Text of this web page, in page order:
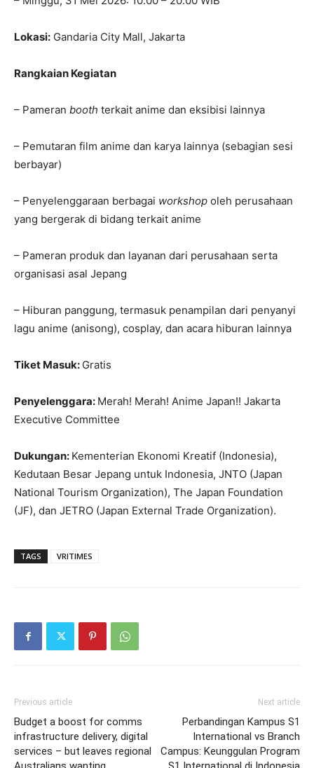
Lokasi: Gandaria City Mall, Jakarta
Rangkaian Kegiatan
– Pameran booth terkait anime dan eksibisi lainnya
– Pemutaran film anime dan karya lainnya (sebagian sesi
berbayar)
– Penyelenggaraan berbagai workshop oleh perusahaan
yang bergerak di bidang terkait anime
– Pameran produk dan layanan dari perusahaan serta
organisasi asal Jepang
– Hiburan panggung, termasuk penampilan dari penyanyi
lagu anime (anisong), cosplay, dan acara hiburan lainnya
Tiket Masuk: Gratis
Penyelenggara: Merah! Merah! Anime Japan!! Jakarta
Executive Committee
Dukungan: Kementerian Ekonomi Kreatif (Indonesia),
Kedutaan Besar Jepang untuk Indonesia, JNTO (Japan
National Tourism Organization), The Japan Foundation
(JF), dan JETRO (Japan External Trade Organization).
TAGS VRITIMES
Previous article
Budget a boost for comms
infrastructure delivery, digital
services – but leaves regional
Next article
Perbandingan Kampus S1
International vs Branch
Campus: Keunggulan Program